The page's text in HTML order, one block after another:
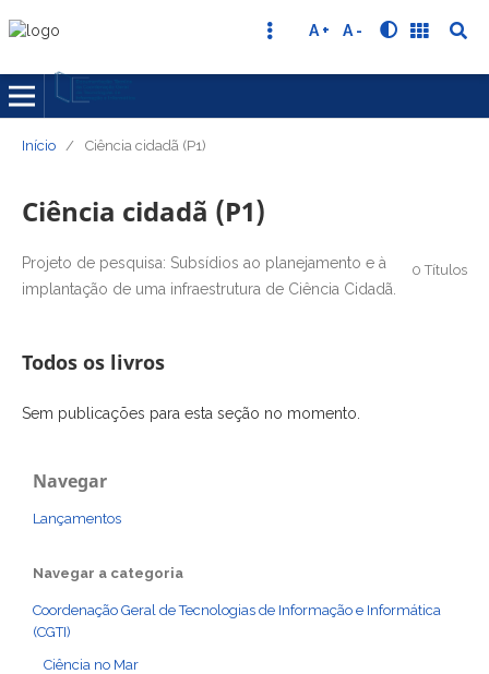
A + A -
Início / Ciência cidadã (P1)
Ciência cidadã (P1)
0 Títulos
Projeto de pesquisa: Subsídios ao planejamento e à
implantação de uma infraestrutura de Ciência Cidadã.
Todos os livros
Sem publicações para esta seção no momento.
Navegar
Lançamentos
Navegar a categoria
Coordenação Geral de Tecnologias de Informação e Informática
(CGTI)
Ciência no Mar